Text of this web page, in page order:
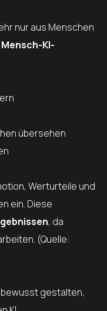
nur aus Menschen
KI-
übersehen
Werturteile und
ein. Diese
, da
(Quelle:
gestalten,